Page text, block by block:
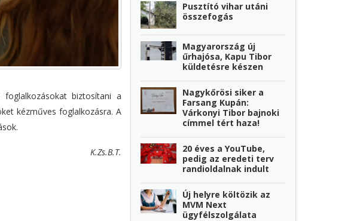
biztosítani a
kézműves foglalkozásra. A
K.Zs.B.T.
Pusztító vihar utáni
összefogás
Magyarország új
űrhajósa, Kapu Tibor
küldetésre készen
Nagykőrösi siker a
Farsang Kupán:
Várkonyi Tibor bajnoki
címmel tért haza!
20 éves a YouTube,
pedig az eredeti terv
randioldalnak indult
Új helyre költözik az
MVM Next
ügyfélszolgálata